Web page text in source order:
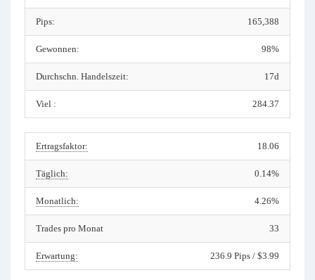
Pips: 165,388
Gewonnen: 98%
Durchschn. Handelszeit: 17d
Viel : 284.37
Ertragsfaktor: 18.06
Täglich: 0.14%
Monatlich: 4.26%
Trades pro Monat 33
Erwartung: 236.9 Pips / $3.99